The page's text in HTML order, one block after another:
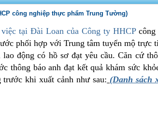
công nghiệp thực phẩm Trung Tường)
tại Đài Loan của Công ty HHCPcông
phối hợp với Trung tâm tuyển mộ trực
lao động có hồ sơ đạt yêu cầu. Căn cứ
thông báoanh đạt kết quả khám sức
khi xuất cảnh như sau: (Danh sách